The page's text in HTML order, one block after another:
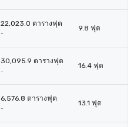
22,023.0 ตารางฟุต
-
9.8 ฟุต
30,095.9 ตารางฟุต
-
16.4 ฟุต
6,576.8 ตารางฟุต
-
13.1 ฟุต